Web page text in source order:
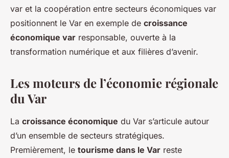
var et la coopération entre secteurs économiques var
positionnent le Var en exemple de croissance
économique var responsable, ouverte à la
transformation numérique et aux filières d’avenir.
Les moteurs de l’économie régionale
du Var
La croissance économique du Var s’articule autour
d’un ensemble de secteurs stratégiques.
Premièrement, le tourisme dans le Var reste